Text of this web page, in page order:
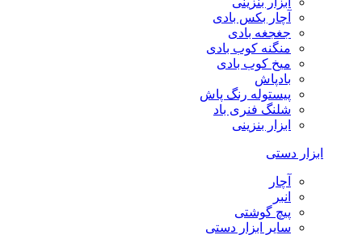
آچار بکس بادی
جغجغه بادی
منگنه کوب بادی
میخ کوب بادی
بادپاش
پیستوله رنگ پاش
شلنگ فنری باد
ابزار بنزینی
ابزار دستی
آچار
انبر
پیچ گوشتی
سایر ابزار دستی